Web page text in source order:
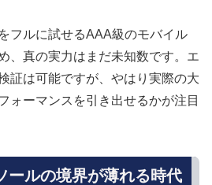
フルに試せるAAA級のモバイル
、真の実力はまだ未知数です。エ
証は可能ですが、やはり実際の大
ォーマンスを引き出せるかが注目
ールの境界が薄れる時代